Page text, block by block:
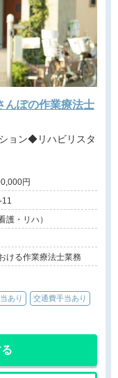
んぽの作業療法士
円 〜 5,500,000円
11
護・リハ）
ける作業療法士業務
あり 交通費手当あり